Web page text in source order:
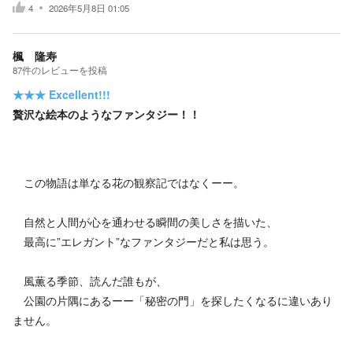
4 2026年5月8日 01:05
楓 隆寿
87件のレビューを投稿
★★★ Excellent!!!
贅沢な絵本のようなファンタジー！！
この物語は単なる花の観察記ではなくーー。
自然と人間が心を通わせる瞬間の美しさを描いた、
最高に”エレガント”なファンタジーだと私は思う。
風薫る季節、読んだ誰もが、
公園の片隅にあるーー「秘密の門」を探したくなるに違いあり
ません。